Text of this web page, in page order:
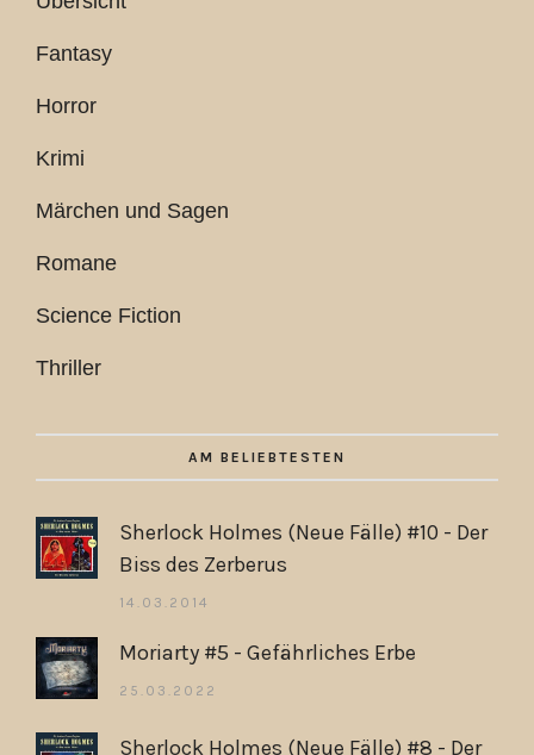
Fantasy
Horror
Krimi
Märchen und Sagen
Romane
Science Fiction
Thriller
AM BELIEBTESTEN
Sherlock Holmes (Neue Fälle) #10 - Der
Biss des Zerberus
14.03.2014
Moriarty #5 - Gefährliches Erbe
25.03.2022
Sherlock Holmes (Neue Fälle) #8 - Der